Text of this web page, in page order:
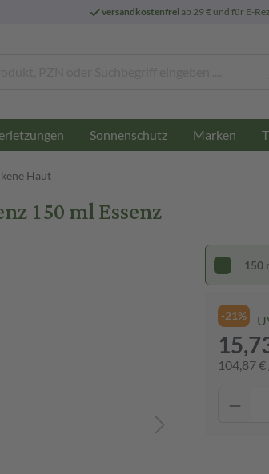
versandkostenfreiab 29 € und für E-
Sonnenschutz Marken
Haut
150 ml Essenz
150
-21%
104,87 €